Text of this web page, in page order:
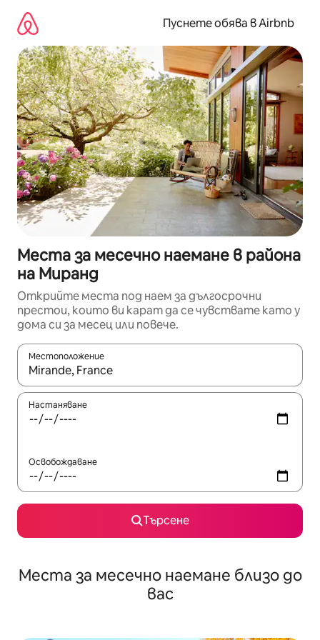
съдържанието
Пуснете обява в Airbnb
Места за месечно наемане в района
на Миранд
Открийте места под наем за дългосрочни
престои, които ви карат да се чувствате като у
дома си за месец или повече.
Местоположение
Когато резултатите се покажат, използвайте
Настаняване
Освобождаване
Търсене
Места за месечно наемане близо до
вас